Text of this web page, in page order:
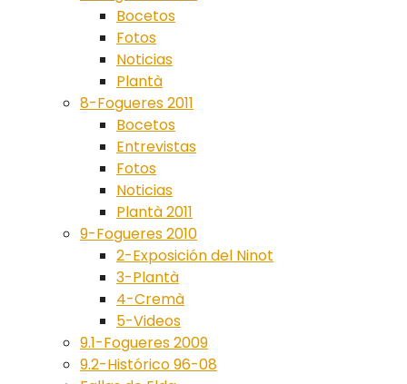
Bocetos
Fotos
Noticias
Plantà
8-Fogueres 2011
Bocetos
Entrevistas
Fotos
Noticias
Plantà 2011
9-Fogueres 2010
2-Exposición del Ninot
3-Plantà
4-Cremà
5-Videos
9.1-Fogueres 2009
9.2-Histórico 96-08